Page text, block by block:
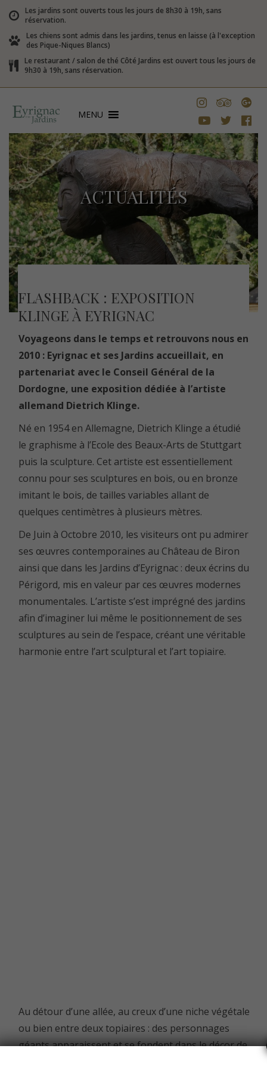
Les jardins sont ouverts tous les jours de 8h30 à 19h, sans
réservation.
Les chiens sont admis dans les jardins, tenus en laisse (à l'exception
des Pique-Niques Blancs)
Le restaurant / salon de thé Côté Jardins est ouvert tous les jours de
9h30 à 19h, sans réservation.
MENU
ACTUALITÉS
FLASHBACK : EXPOSITION
KLINGE À EYRIGNAC
Voyageons dans le temps et retrouvons nous en
2010 : Eyrignac et ses Jardins accueillait, en
partenariat avec le Conseil Général de la
Dordogne, une exposition dédiée à l’artiste
allemand Dietrich Klinge.
Né en 1954 en Allemagne, Dietrich Klinge a étudié
le graphisme à l’Ecole des Beaux-Arts de Stuttgart
puis la sculpture. Cet artiste est essentiellement
connu pour ses sculptures en bois, ou en bronze
imitant le bois, de tailles variables allant de
quelques centimètres à plusieurs mètres.
De Juin à Octobre 2010, les visiteurs ont pu admirer
ses œuvres contemporaines au Château de Biron
ainsi que dans les Jardins d’Eyrignac : deux écrins du
Périgord, mis en valeur par ces œuvres modernes
monumentales. L’artiste s’est imprégné des jardins
afin d’imaginer lui même le positionnement de ses
sculptures au sein de l’espace, créant une véritable
harmonie entre l’art sculptural et l’art topiaire.
Au détour d’une allée, au creux d’une niche végétale
ou bien entre deux topiaires : des personnages
géants apparaissent et se fondent dans le décor de